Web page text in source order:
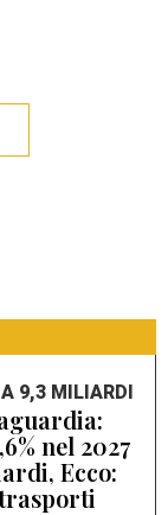
9,3 MILIARDI
nel 2027
Ecco: